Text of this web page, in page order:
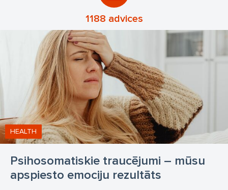
1188 advices
Psihosomatiskie traucējumi – mūsu
apspiesto emociju rezultāts
HEALTH